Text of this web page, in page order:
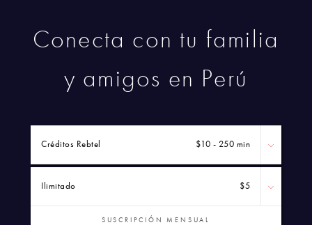
Conecta con tu familia
y amigos en Perú
Créditos Rebtel $10 - 250 min
Ilimitado $5
SUSCRIPCIÓN MENSUAL